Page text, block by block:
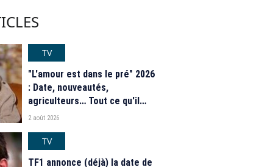
TV
"L'amour est dans le pré" 2026
: Date, nouveautés,
agriculteurs… Tout ce qu'il
faut savoir sur la saison 21 du
2 août 2026
TV
TF1 annonce (déjà) la date de